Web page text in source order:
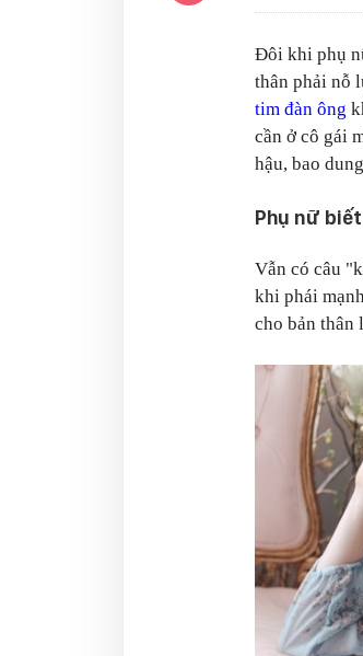
Đôi khi phụ
thân phải nỗ
tim đàn ông
cần ở cô gái
hậu, bao
Phụ nữ
Vẫn có câu
khi phái
cho bản thân